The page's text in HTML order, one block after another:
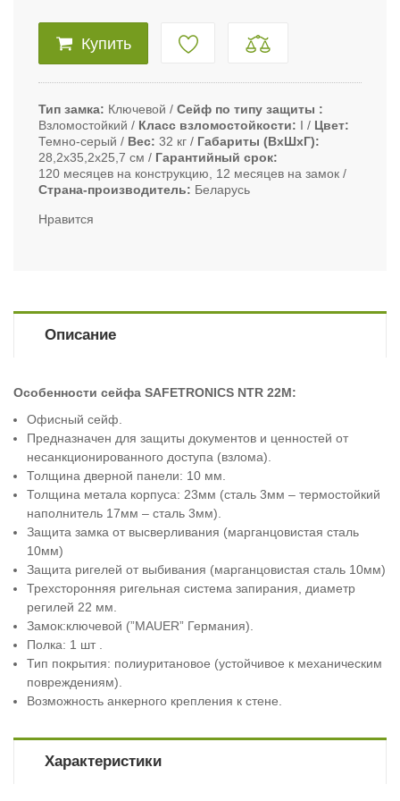
Купить
Тип замка Ключевой
Сейф по типу защиты
Взломостойкий
Класс взломостойкости I
Цвет
Темно-серый
Вес 32 кг
Габариты (ВxШxГ)
28,2х35,2х25,7 см
Гарантийный срок
120 месяцев на конструкцию, 12 месяцев на замок
Страна-производитель
Беларусь
Нравится
Описание
Особенности сейфа SAFETRONICS NTR 22M:
Офисный сейф.
Предназначен для защиты документов и ценностей от
несанкционированного доступа (взлома).
Толщина дверной панели: 10 мм.
Толщина метала корпуса: 23мм (сталь 3мм – термостойкий
наполнитель 17мм – сталь 3мм).
Защита замка от высверливания (марганцовистая сталь
10мм)
Защита ригелей от выбивания (марганцовистая сталь 10мм)
Трехсторонняя ригельная система запирания, диаметр
регилей 22 мм.
Замок:ключевой (”MAUER” Германия).
Полка: 1 шт .
Тип покрытия: полиуритановое (устойчивое к механическим
повреждениям).
Возможность анкерного крепления к стене.
Характеристики